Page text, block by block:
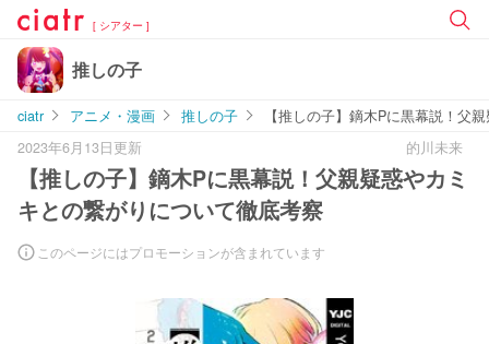
[ シアター ]
推しの子
ciatr アニメ・漫画 推しの子
【推しの子】鏑木Pに黒幕説！父
2023年6月13日更新
的川未来
【推しの子】鏑木Pに黒幕説！父親疑惑やカミ
キとの繋がりについて徹底考察
このページにはプロモーションが含まれています